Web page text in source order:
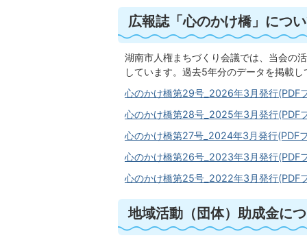
広報誌「心のかけ橋」につ
湖南市人権まちづくり会議では、当会の
しています。過去5年分のデータを掲載し
心のかけ橋第29号 2026年3月発行(PDF
心のかけ橋第28号_2025年3月発行(PDF
心のかけ橋第27号_2024年3月発行(PDF
心のかけ橋第26号_2023年3月発行(PDF
心のかけ橋第25号_2022年3月発行(PDF
地域活動（団体）助成金に